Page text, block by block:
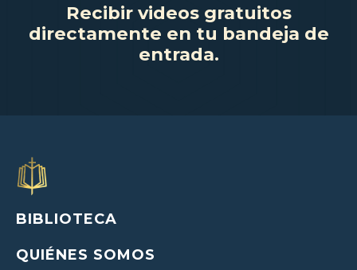
Recibir videos gratuitos
directamente en tu bandeja de
entrada.
BIBLIOTECA
QUIÉNES SOMOS